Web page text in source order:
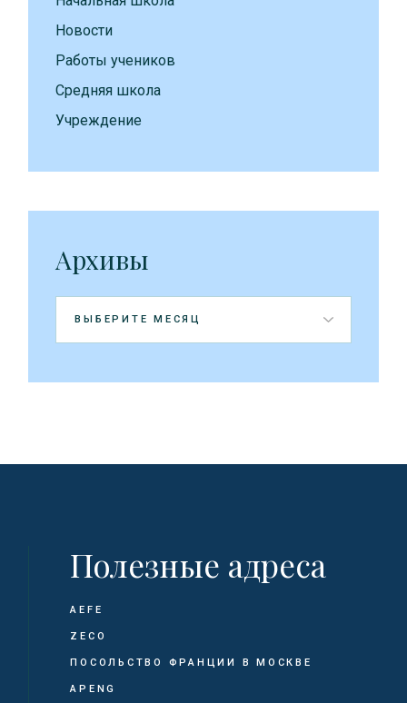
Новости
Работы учеников
Средняя школа
Учреждение
Архивы
Архивы
Полезные адреса
AEFE
ZECO
ПОСОЛЬСТВО ФРАНЦИИ В МОСКВЕ
APENG